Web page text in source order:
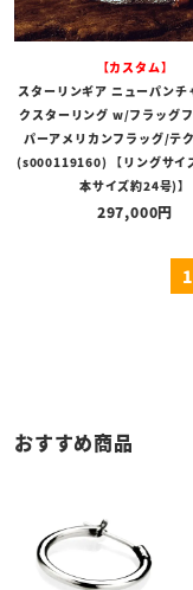
【カスタム】
スターリンギア ニューパンチ
クスターリング w/フラッグ
パーアメリカンフラッグ/テ
(s000119160) 【リングサイ
本サイズ約24号)】
297,000
1
おすすめ商品